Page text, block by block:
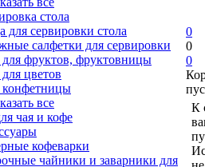
стола
для сервировки стола
салфетки для сервировки
фруктов, фруктовницы
цветов
все
чая и кофе
кофеварки
чайники и заварники для
0
0
0
К